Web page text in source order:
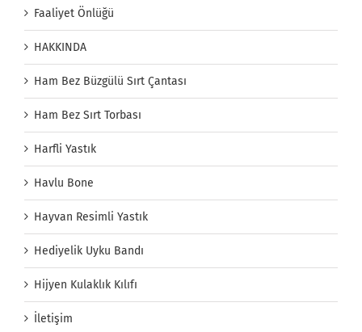
Faaliyet Önlüğü
HAKKINDA
Ham Bez Büzgülü Sırt Çantası
Ham Bez Sırt Torbası
Harfli Yastık
Havlu Bone
Hayvan Resimli Yastık
Hediyelik Uyku Bandı
Hijyen Kulaklık Kılıfı
İletişim